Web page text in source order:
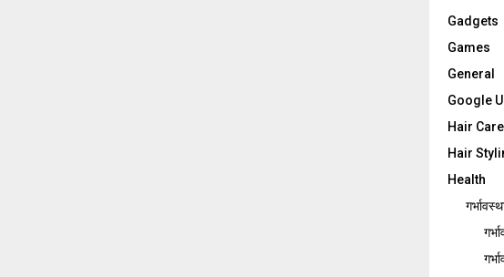
Gadgets
Games
General
Google
Hair Care
Hair
Health